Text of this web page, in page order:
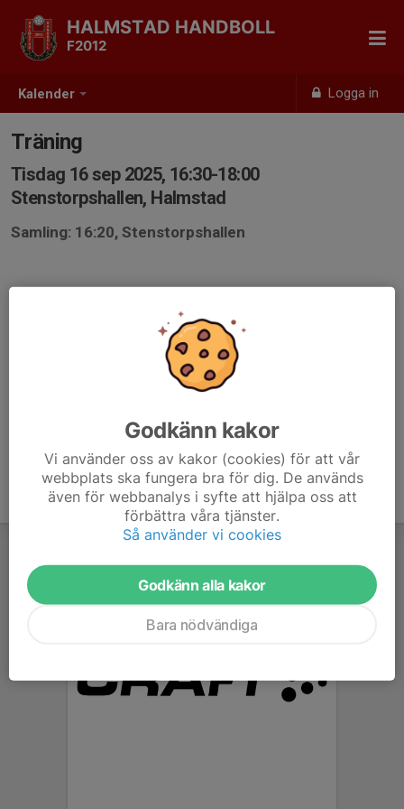
Kalender Logga in
HALMSTAD HANDBOLL
F2012
Träning
Tisdag 16 sep 2025, 16:30-18:00
Stenstorpshallen, Halmstad
Samling: 16:20, Stenstorpshallen
Godkänn kakor
Vi använder oss av kakor (cookies) för att vår
webbplats ska fungera bra för dig. De används
även för webbanalys i syfte att hjälpa oss att
förbättra våra tjänster.
Så använder vi cookies
Godkänn alla kakor
Bara nödvändiga